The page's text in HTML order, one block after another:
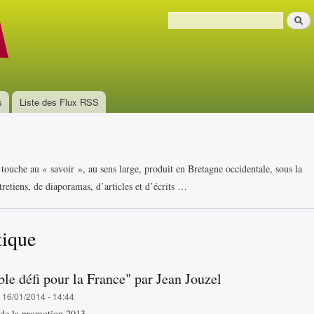
Formulaire de recherche
Liste des Flux RSS
au « savoir », au sens large, produit en Bretagne occidentale, sous la
de diaporamas, d’articles et d’écrits …
défi pour la France" par Jean Jouzel
01/2014 - 14:44